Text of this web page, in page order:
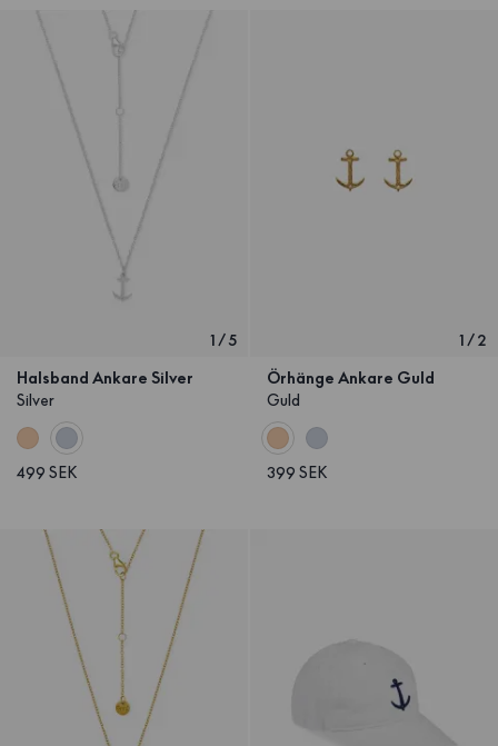
1/5
Halsband Ankare Silver
Silver
499 SEK
1/2
Örhänge Ankare Guld
Guld
399 SEK